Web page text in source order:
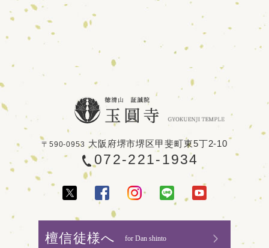
〒590-0953 大阪府堺市堺区甲斐町東5丁2-10
072-221-1934
檀信徒様へ for Dan shinto